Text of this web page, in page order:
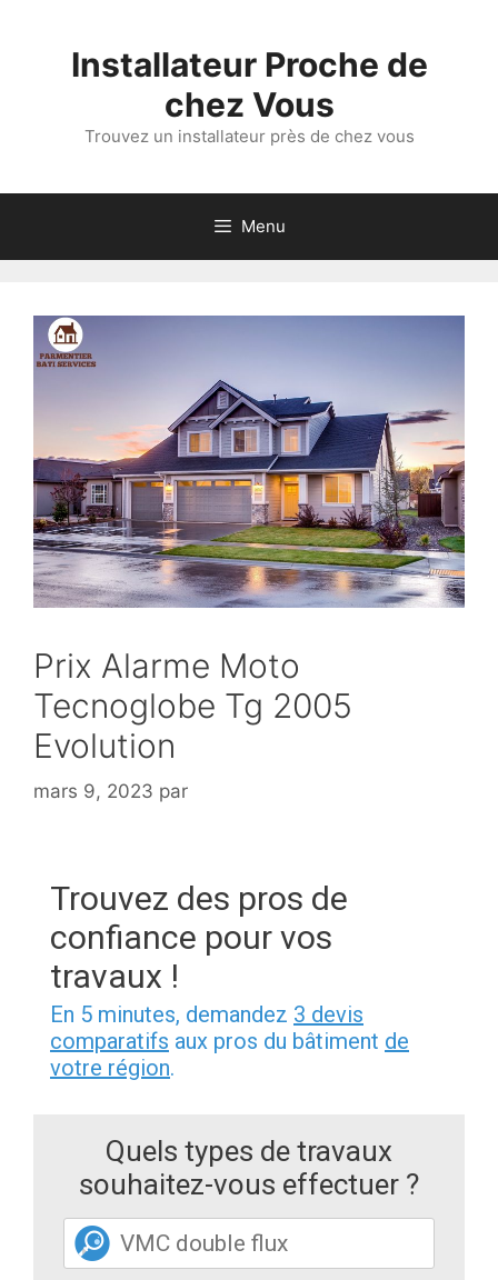
Installateur Proche de
chez Vous
Trouvez un installateur près de chez vous
Menu
Prix Alarme Moto
Tecnoglobe Tg 2005
Evolution
mars 9, 2023 par
Trouvez des pros de
confiance pour vos
travaux !
En 5 minutes, demandez 3 devis
comparatifs aux pros du bâtiment de
votre région.
Quels types de travaux
souhaitez-vous effectuer ?